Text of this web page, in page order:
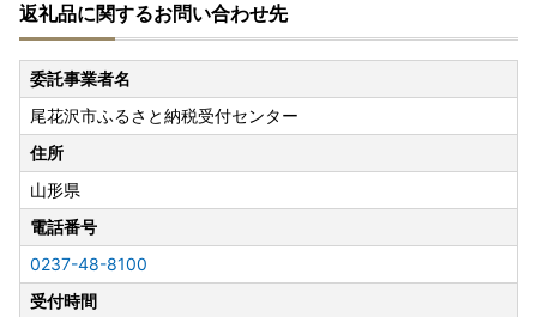
■ワンストップ特例申請書について
ワンストップ特例申請を「希望する」を選択された方に、寄
附金受領証明書と一緒にお送りします。
ワンストップ特例申請書は入金確認後、約2週間程度を目安
に「寄附者情報」に記載の氏名・住所へお送りします。
※必要情報を記載の上、寄附した翌年の1月10日まで返送し
て下さい。
※ワンストップ特例申請の受付完了は、お申込み時にご登録
いただきましたメールアドレスあてにメールにてお知らせし
ております。
※書面での受付書はお送りしておりませんので、あらかじめ
返礼品に関するお問い合わせ先
委託事業者名
尾花沢市ふるさと納税受付センター
住所
山形県
電話番号
0237-48-8100
受付時間